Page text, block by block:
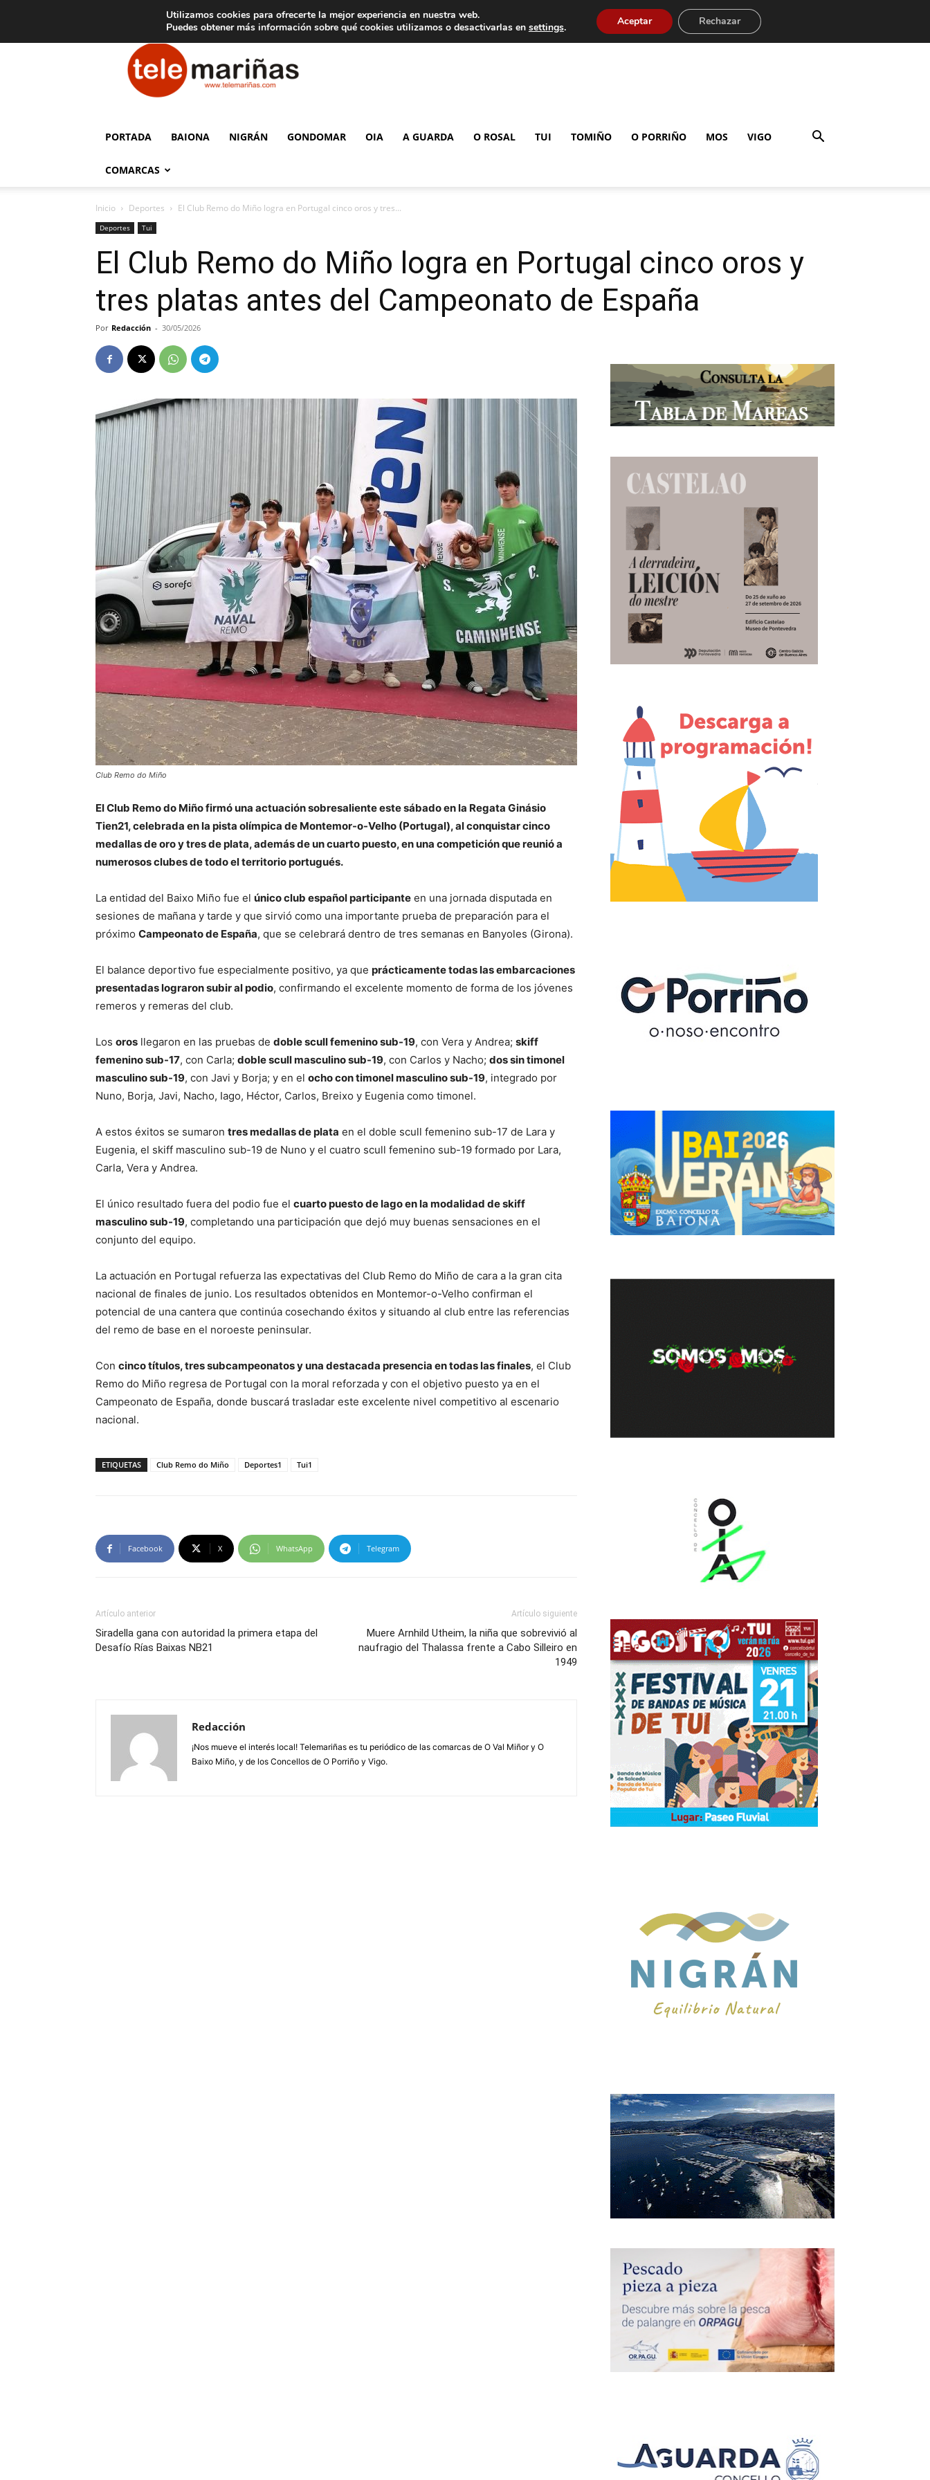
Aviso legal Tarifas de publicidad
Telemariñas
PORTADA BAIONA NIGRÁN GONDOMAR OIA A GUARDA O ROSAL TUI TOMIÑO O PORRIÑO MOS VIGO
COMARCAS
Inicio Deportes El Club Remo do Miño logra en Portugal cinco oros y tres...
Deportes Tui
El Club Remo do Miño logra en Portugal cinco oros y
tres platas antes del Campeonato de España
Por Redacción - 30/05/2026
Club Remo do Miño
El Club Remo do Miño firmó una actuación sobresaliente este sábado en la Regata Ginásio
Tien21, celebrada en la pista olímpica de Montemor-o-Velho (Portugal), al conquistar cinco
medallas de oro y tres de plata, además de un cuarto puesto, en una competición que reunió a
numerosos clubes de todo el territorio portugués.
La entidad del Baixo Miño fue el único club español participante en una jornada disputada en
sesiones de mañana y tarde y que sirvió como una importante prueba de preparación para el
próximo Campeonato de España, que se celebrará dentro de tres semanas en Banyoles (Girona).
El balance deportivo fue especialmente positivo, ya que prácticamente todas las embarcaciones
presentadas lograron subir al podio, confirmando el excelente momento de forma de los jóvenes
remeros y remeras del club.
Los oros llegaron en las pruebas de doble scull femenino sub-19, con Vera y Andrea; skiff
femenino sub-17, con Carla; doble scull masculino sub-19, con Carlos y Nacho; dos sin timonel
masculino sub-19, con Javi y Borja; y en el ocho con timonel masculino sub-19, integrado por
Nuno, Borja, Javi, Nacho, Iago, Héctor, Carlos, Breixo y Eugenia como timonel.
A estos éxitos se sumaron tres medallas de plata en el doble scull femenino sub-17 de Lara y
Eugenia, el skiff masculino sub-19 de Nuno y el cuatro scull femenino sub-19 formado por Lara,
Carla, Vera y Andrea.
El único resultado fuera del podio fue el cuarto puesto de Iago en la modalidad de skiff
masculino sub-19, completando una participación que dejó muy buenas sensaciones en el
conjunto del equipo.
La actuación en Portugal refuerza las expectativas del Club Remo do Miño de cara a la gran cita
nacional de finales de junio. Los resultados obtenidos en Montemor-o-Velho confirman el
potencial de una cantera que continúa cosechando éxitos y situando al club entre las referencias
del remo de base en el noroeste peninsular.
Con cinco títulos, tres subcampeonatos y una destacada presencia en todas las finales, el Club
Remo do Miño regresa de Portugal con la moral reforzada y con el objetivo puesto ya en el
Campeonato de España, donde buscará trasladar este excelente nivel competitivo al escenario
nacional.
ETIQUETAS Club Remo do Miño Deportes1 Tui1
Facebook X WhatsApp Telegram
Artículo anterior
Siradella gana con autoridad la primera etapa del
Desafío Rías Baixas NB21
Artículo siguiente
Muere Arnhild Utheim, la niña que sobrevivió al
naufragio del Thalassa frente a Cabo Silleiro en
1949
Redacción
¡Nos mueve el interés local! Telemariñas es tu periódico de las comarcas de O Val Miñor y O
Baixo Miño, y de los Concellos de O Porriño y Vigo.
Utilizamos cookies para ofrecerte la mejor experiencia en nuestra web.
Puedes obtener más información sobre qué cookies utilizamos o desactivarlas en settings. Aceptar Rechazar